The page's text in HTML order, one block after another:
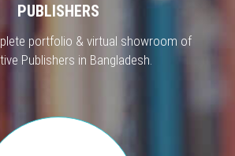
PUBLISHERS
portfolio & virtual showroom of
Publishers in Bangladesh.